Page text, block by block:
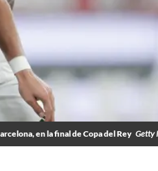
en la final de Copa del Rey Getty